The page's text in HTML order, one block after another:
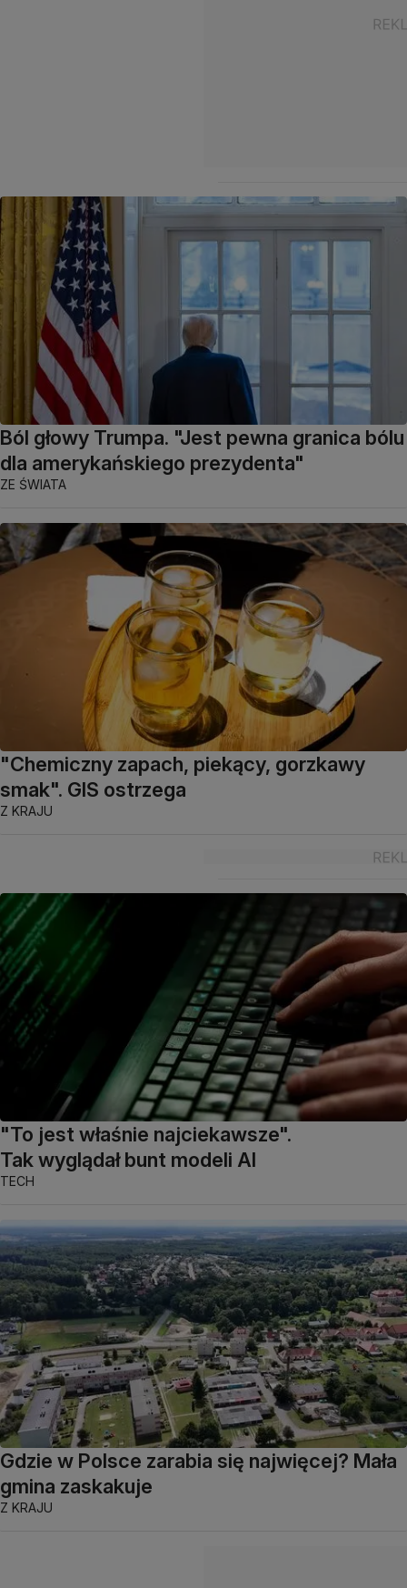
Ból głowy Trumpa. "Jest pewna granica bólu
dla amerykańskiego prezydenta"
ZE ŚWIATA
"Chemiczny zapach, piekący, gorzkawy
smak". GIS ostrzega
Z KRAJU
"To jest właśnie najciekawsze".
Tak wyglądał bunt modeli AI
TECH
Gdzie w Polsce zarabia się najwięcej? Mała
gmina zaskakuje
Z KRAJU